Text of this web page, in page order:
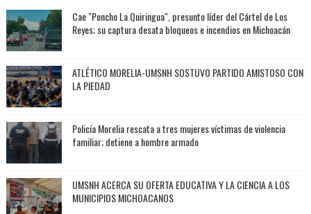
Cae "Poncho La Quiringua", presunto líder del Cártel de Los
Reyes; su captura desata bloqueos e incendios en Michoacán
ATLÉTICO MORELIA-UMSNH SOSTUVO PARTIDO AMISTOSO CON
LA PIEDAD
Policía Morelia rescata a tres mujeres víctimas de violencia
familiar; detiene a hombre armado
UMSNH ACERCA SU OFERTA EDUCATIVA Y LA CIENCIA A LOS
MUNICIPIOS MICHOACANOS